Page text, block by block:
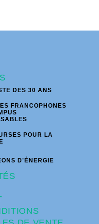
DES 30 ANS
FRANCOPHONES
POUR LA
D'ÉNERGIE